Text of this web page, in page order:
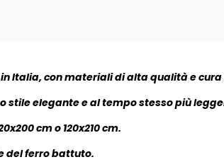
Italia, con materiali di alta qualità e
elegante e al tempo stesso più
cm o 120x210 cm.
del ferro battuto.